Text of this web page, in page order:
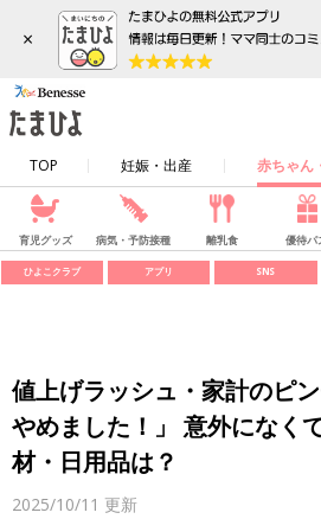
×
TOP 妊娠・出産 赤ちゃん
育児グッズ 病気・予防接種 離乳食 優待パ
ひよこクラブ アプリ SNS
値上げラッシュ・家計のピ
やめました！」 意外になく
材・日用品は？
2025/10/11 更新